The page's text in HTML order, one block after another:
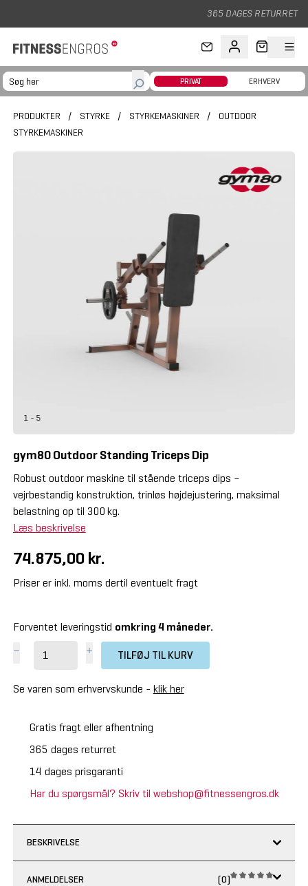
365 DAGES RETURRET
PRIVAT ERHVERV
PRODUKTER / STYRKE / STYRKEMASKINER /
OUTDOOR
STYRKEMASKINER
1 - 5
gym80 Outdoor Standing Triceps Dip
Robust outdoor maskine til stående triceps dips –
vejrbestandig konstruktion, trinløs højdejustering, maksimal
belastning op til 300 kg.
Læs beskrivelse
74.875,00 kr.
Priser er inkl. moms dertil eventuelt fragt
Forventet leveringstid omkring 4 måneder.
TILFØJ TIL KURV
Se varen som erhvervskunde - klik her
Gratis fragt eller afhentning
365 dages returret
14 dages prisgaranti
Har du spørgsmål? Skriv til webshop@fitnessengros.dk
BESKRIVELSE
ANMELDELSER (0)